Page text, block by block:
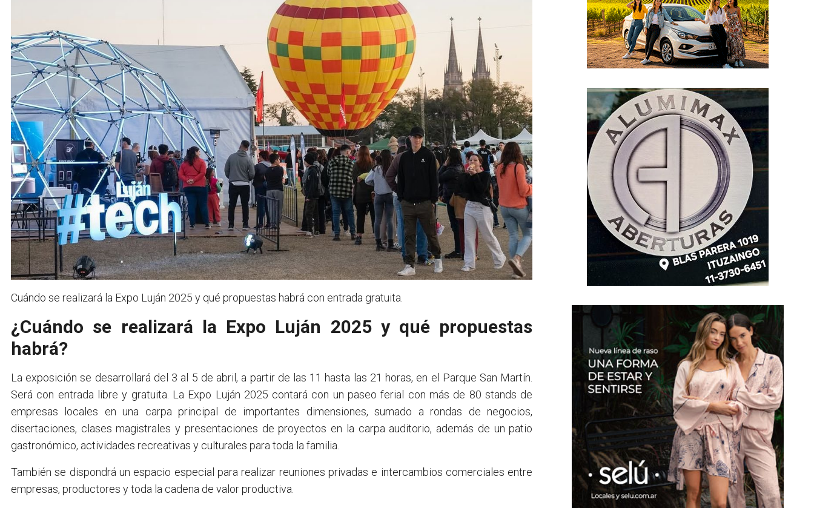
Cuándo se realizará la Expo Luján 2025 y qué propuestas habrá con entrada gratuita.
¿Cuándo se realizará la Expo Luján 2025 y qué propuestas
habrá?
La exposición se desarrollará del 3 al 5 de abril, a partir de las 11 hasta las 21 horas, en el Parque San Martín.
Será con entrada libre y gratuita. La Expo Luján 2025 contará con un paseo ferial con más de 80 stands de
empresas locales en una carpa principal de importantes dimensiones, sumado a rondas de negocios,
disertaciones, clases magistrales y presentaciones de proyectos en la carpa auditorio, además de un patio
gastronómico, actividades recreativas y culturales para toda la familia.
También se dispondrá un espacio especial para realizar reuniones privadas e intercambios comerciales entre
empresas, productores y toda la cadena de valor productiva.